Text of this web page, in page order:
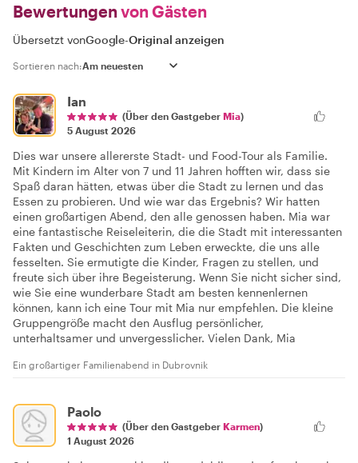
Bewertungen von Gästen
Übersetzt vonGoogle-Original anzeigen
Sortieren nach:
Ian
(Über den Gastgeber Mia)
5 August 2026
Dies war unsere allererste Stadt- und Food-Tour als Familie.
Mit Kindern im Alter von 7 und 11 Jahren hofften wir, dass sie
Spaß daran hätten, etwas über die Stadt zu lernen und das
Essen zu probieren. Und wie war das Ergebnis? Wir hatten
einen großartigen Abend, den alle genossen haben. Mia war
eine fantastische Reiseleiterin, die die Stadt mit interessanten
Fakten und Geschichten zum Leben erweckte, die uns alle
fesselten. Sie ermutigte die Kinder, Fragen zu stellen, und
freute sich über ihre Begeisterung. Wenn Sie nicht sicher sind,
wie Sie eine wunderbare Stadt am besten kennenlernen
können, kann ich eine Tour mit Mia nur empfehlen. Die kleine
Gruppengröße macht den Ausflug persönlicher,
unterhaltsamer und unvergesslicher. Vielen Dank, Mia
Ein großartiger Familienabend in Dubrovnik
Paolo
(Über den Gastgeber Karmen)
1 August 2026